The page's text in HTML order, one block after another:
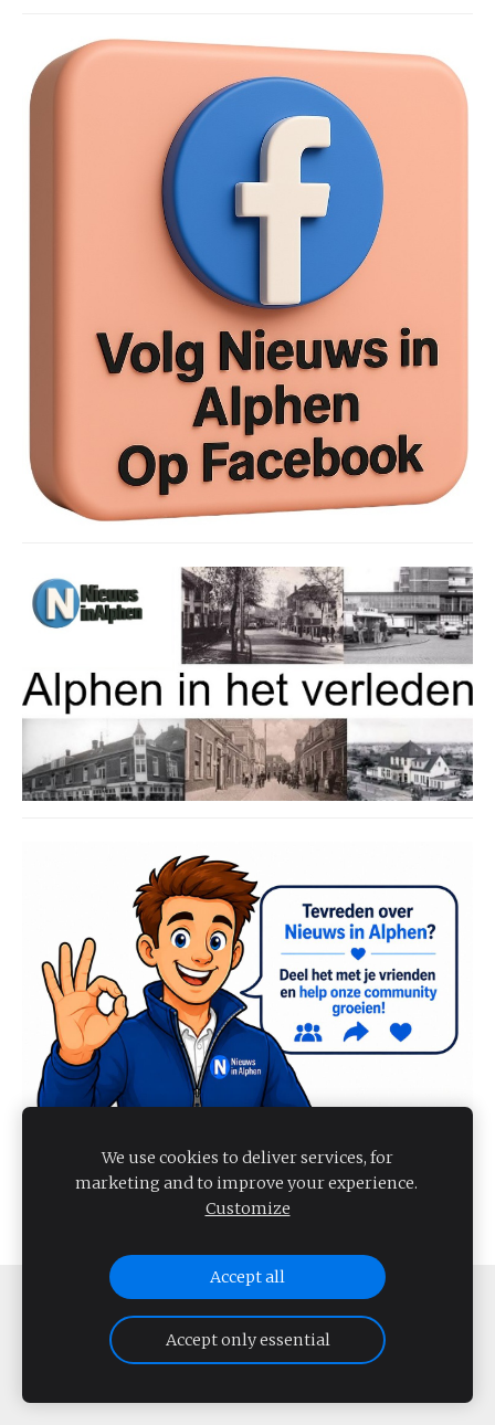
COOKIES
NIEUWS IN ALPHEN 2026
We use cookies to deliver services, for
marketing and to improve your experience.
Customize
Accept all
Accept only essential